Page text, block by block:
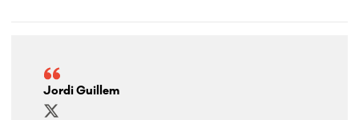
Jordi Guillem